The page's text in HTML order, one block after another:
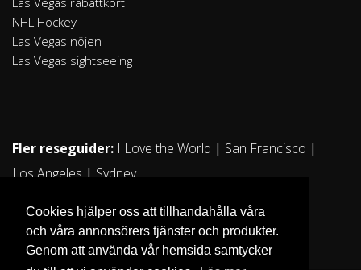
Cookies hjälper oss att tillhandahålla våra
och våra annonsörers tjänster och produkter.
Genom att använda vår hemsida samtycker
NHL Hockey
Las Vegas nöjen
Las Vegas sightseeing
Fler reseguider: I Love the World | San Francisco |
Los Angeles | Sydney